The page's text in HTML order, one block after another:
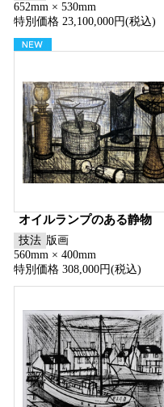
652mm × 530mm
特別価格 23,100,000円(税込)
オイルランプのある静物
技法 版画
560mm × 400mm
特別価格 308,000円(税込)